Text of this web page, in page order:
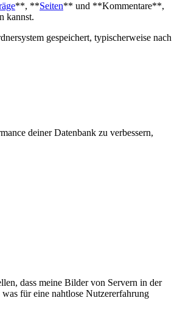
**,⁤ **Seiten** und **Kommentare**,
kannst.
gespeichert, typischerweise nach
‌deiner Datenbank‌ zu verbessern,
dass ⁢meine Bilder von Servern​ in ⁤der‌
für eine nahtlose Nutzererfahrung